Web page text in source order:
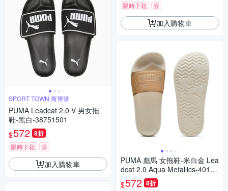
SPORT TOWN 斯博堂
PUMA Leadcat 2.0 V 男女拖
鞋-黑白-38751501
$572 8折
限時下殺 券
加入購物車
限時下殺 券
加入購物車
PUMA 彪馬 女拖鞋-米白金 Lea
dcat 2.0 Aqua Metallics-40170
702
$572 8折